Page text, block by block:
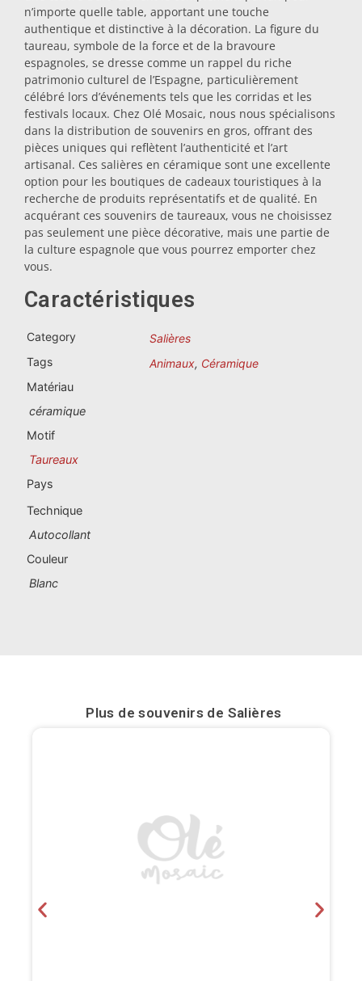
Verres à shot
Souvenirs par ville
Souvenirs d'Espagne
Souvenirs personnalisés
Albacete
Almería
Badajoz
Cadiz
n’importe quelle table, apportant une touche
authentique et distinctive à la décoration. La figure du
taureau, symbole de la force et de la bravoure
espagnoles, se dresse comme un rappel du riche
patrimonio culturel de l’Espagne, particulièrement
célébré lors d’événements tels que les corridas et les
festivals locaux. Chez Olé Mosaic, nous nous spécialisons
dans la distribution de souvenirs en gros, offrant des
pièces uniques qui reflètent l’authenticité et l’art
artisanal. Ces salières en céramique sont une excellente
option pour les boutiques de cadeaux touristiques à la
recherche de produits représentatifs et de qualité. En
acquérant ces souvenirs de taureaux, vous ne choisissez
pas seulement une pièce décorative, mais une partie de
la culture espagnole que vous pourrez emporter chez
vous.
Caractéristiques
Category
Salières
Tags
Animaux, Céramique
Matériau
céramique
Motif
Taureaux
Pays
Technique
Autocollant
Couleur
Blanc
Plus de souvenirs de Salières